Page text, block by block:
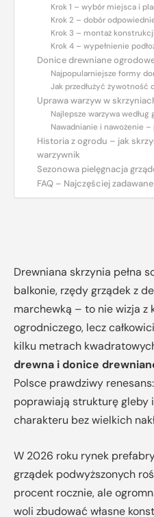
Krok 1 – wybór miejsca i
Krok 2 – dobór
Krok 3 – montaż konstrukcji
Krok 4 – wypełnienie
Donice drewniane
Najpopularniejsze formy
Jak przedłużyć żywotność
Uprawa warzyw w
Najlepsze warzywa według
Nawadnianie i nawożenie
Historia z ogrodu – jak
warzywnik
Sezonowa pielęgnacja
FAQ – Najczęściej
Drewniana skrzynia pełna
balkonie, rzędy grządek z
marchewką – to nie wizja z
ogrodniczego, lecz
kilku metrach
drewna i donice
Polsce prawdziwy
poprawiają strukturę gleby
charakteru bez wielkich
W 2026 roku rynek
grządek podwyższonych
procent rocznie, ale
woli zbudować własne